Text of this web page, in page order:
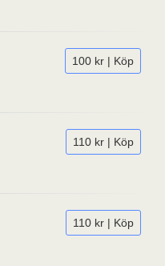
100 kr | Köp
110 kr | Köp
110 kr | Köp